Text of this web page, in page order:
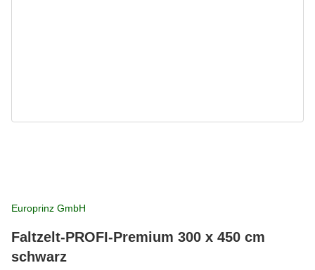
Europrinz GmbH
Faltzelt-PROFI-Premium 300 x 450 cm
schwarz